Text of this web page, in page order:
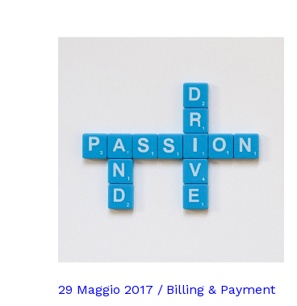
29 Maggio 2017 Billing & Payment